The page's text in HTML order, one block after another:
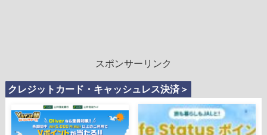
スポンサーリンク
クレジットカード・キャッシュレス決済＞